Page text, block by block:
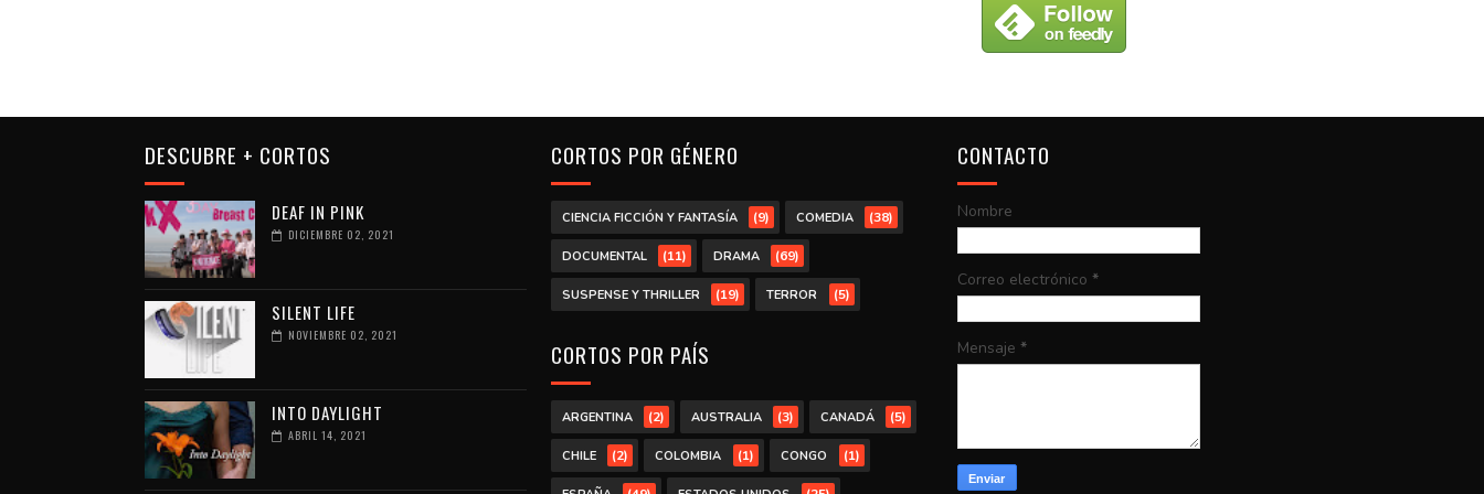
DESCUBRE + CORTOS
DEAF IN PINK
DICIEMBRE 02, 2021
SILENT LIFE
NOVIEMBRE 02, 2021
INTO DAYLIGHT
ABRIL 14, 2021
CORTOS POR GÉNERO
CIENCIA FICCIÓN Y FANTASÍA (9) COMEDIA (38)
DOCUMENTAL (11) DRAMA (69)
SUSPENSE Y THRILLER (19) TERROR (5)
CORTOS POR PAÍS
ARGENTINA (2) AUSTRALIA (3) CANADÁ (5)
CHILE (2) COLOMBIA (1) CONGO (1)
CONTACTO
Nombre
Correo electrónico *
Mensaje *